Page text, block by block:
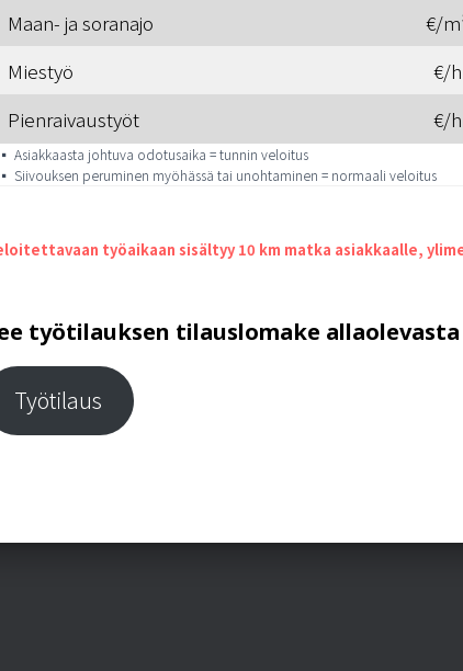
Maan- ja soranajo
€/
Miestyö
€/h
Pienraivaustyöt
€/h
▪️ Asiakkaasta johtuva odotusaika = tunnin veloitus
▪️ Siivouksen peruminen myöhässä tai unohtaminen = normaali veloitus
työaikaan sisältyy 10 km matka asiakkaalle,
työtilauksen tilauslomake
Työtilaus